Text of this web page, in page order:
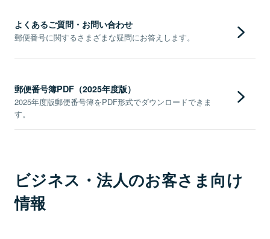
よくあるご質問・お問い合わせ
郵便番号に関するさまざまな疑問にお答えします。
郵便番号簿PDF（2025年度版）
2025年度版郵便番号簿をPDF形式でダウンロードできま
す。
ビジネス・法人のお客さま向け
情報